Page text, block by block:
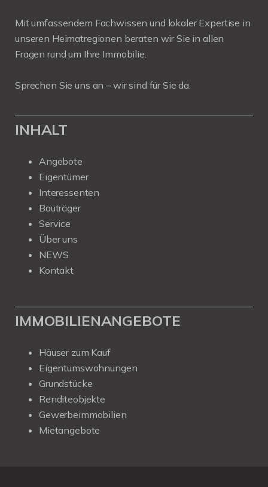
Mit umfassendem Fachwissen und lokaler Expertise in
unseren Heimatregionen beraten wir Sie in allen
Fragen rund um Ihre Immobilie.
Sprechen Sie uns an – wir sind für Sie da.
INHALT
Angebote
Eigentümer
Interessenten
Bauträger
Service
Über uns
NEWS
Kontakt
IMMOBILIENANGEBOTE
Häuser zum Kauf
Eigentumswohnungen
Grundstücke
Renditeobjekte
Gewerbeimmobilien
Mietangebote